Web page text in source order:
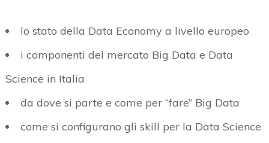
lo stato della Data Economy a livello europeo
i componenti del mercato Big Data e Data
Science in Italia
da dove si parte e come per “fare” Big Data
come si configurano gli skill per la Data Science